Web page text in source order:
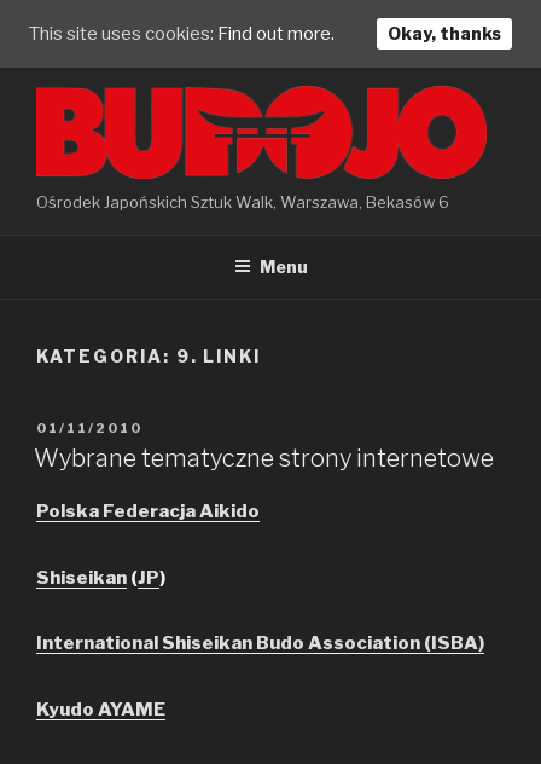
content
Ośrodek Japońskich Sztuk Walk, Warszawa, Bekasów 6
Menu
KATEGORIA: 9. LINKI
POSTED
ON
01/11/2010
Wybrane tematyczne strony internetowe
Polska Federacja Aikido
Shiseikan (JP)
International Shiseikan Budo Association (ISBA)
Kyudo AYAME
This site uses cookies: Find out more. Okay, thanks